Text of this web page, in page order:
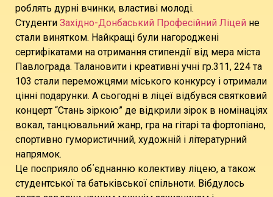
роблять дурні вчинки, властиві молоді.
Студенти Західно-Донбаський Професійний Ліцей не
стали винятком. Найкращі були нагороджені
сертифікатами на отримання стипендії від мера міста
Павлограда. Талановити і креативні учні гр.311, 224 та
103 стали переможцями міського конкурсу і отримали
цінні подарунки. А сьогодні в ліцеї відбувся святковий
концерт “Стань зіркою” де відкрили зірок в номінаціях
вокал, танцювальний жанр, гра на гітарі та фортопіано,
спортивно гумористичний, художній і літературний
напрямок.
Це посприяло об΄єднанню колективу ліцею, а також
студентської та батьківської спільноти. Вібдулось